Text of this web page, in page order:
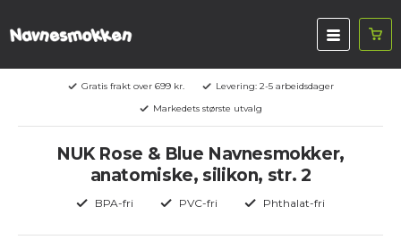
Gratis frakt over 699 kr.
Levering: 2-5 arbeidsdager
Markedets største utvalg
NUK Rose & Blue Navnesmokker,
anatomiske, silikon, str. 2
BPA-fri PVC-fri Phthalat-fri